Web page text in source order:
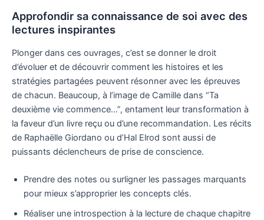
Approfondir sa connaissance de soi avec des
lectures inspirantes
Plonger dans ces ouvrages, c’est se donner le droit
d’évoluer et de découvrir comment les histoires et les
stratégies partagées peuvent résonner avec les épreuves
de chacun. Beaucoup, à l’image de Camille dans “Ta
deuxième vie commence…”, entament leur transformation à
la faveur d’un livre reçu ou d’une recommandation. Les récits
de Raphaëlle Giordano ou d’Hal Elrod sont aussi de
puissants déclencheurs de prise de conscience.
Prendre des notes ou surligner les passages marquants
pour mieux s’approprier les concepts clés.
Réaliser une introspection à la lecture de chaque chapitre